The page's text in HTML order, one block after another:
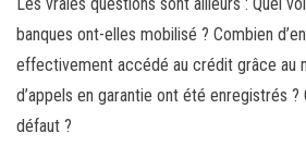
banques ont-elles mobilisé ? Combien
effectivement accédé au crédit grâce au
d’appels en garantie ont été enregistrés ?
défaut ?